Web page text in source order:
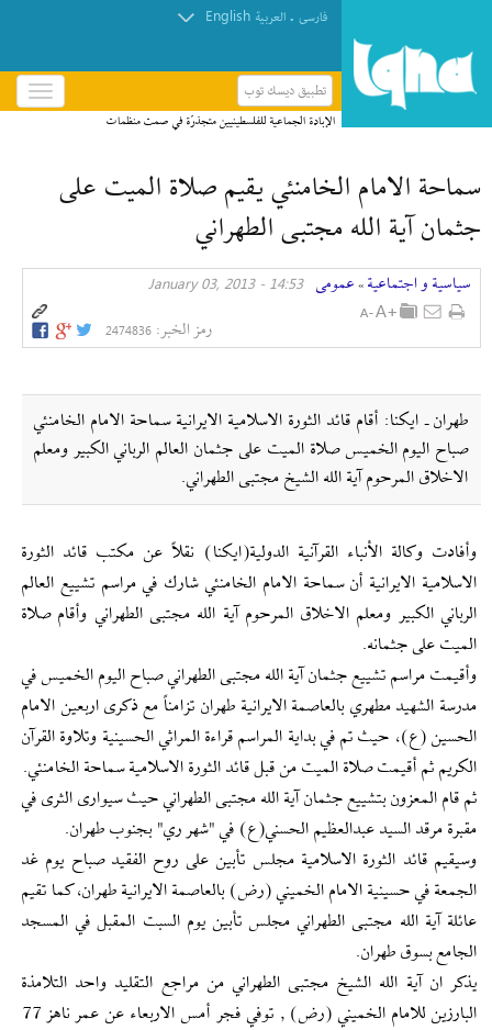
فارسی . العربیة English
تطبيق ديسك توب
باز
و
الإبادة الجماعية للفلسطينيين متجذرّة في صمت منظمات
سماحة الامام الخامنئي يقيم صلاة الميت على
جثمان آية الله مجتبى الطهراني
سیاسیة و اجتماعیة » عمومی 14:53 - January 03, 2013
رمز الخبر: 2474836
طهران ـ ايكنا: أقام قائد الثورة الاسلامية الايرانية سماحة الامام الخامنئي
صباح اليوم الخميس صلاة الميت على جثمان العالم الرباني الكبير ومعلم
الاخلاق المرحوم آية الله الشيخ مجتبى الطهراني.
وأفادت وكالة الأنباء القرآنية الدولية(ايكنا) نقلاً عن مكتب قائد الثورة
الاسلامية الايرانية أن سماحة الامام الخامنئي شارك في مراسم تشييع العالم
الرباني الكبير ومعلم الاخلاق المرحوم آية الله مجتبى الطهراني وأقام صلاة
الميت على جثمانه.
وأقيمت مراسم تشييع جثمان آية الله مجتبى الطهراني صباح اليوم الخميس في
مدرسة الشهيد مطهري بالعاصمة الايرانية طهران تزامناً مع ذكرى اربعين الامام
الحسين (ع)، حيث تم في بداية المراسم قراءة المراثي الحسينية وتلاوة القرآن
الكريم ثم أقيمت صلاة الميت من قبل قائد الثورة الاسلامية سماحة الخامنئي.
ثم قام المعزون بتشييع جثمان آية الله مجتبى الطهراني حيث سيوارى الثرى في
مقبرة مرقد السيد عبدالعظيم الحسني(ع) في "شهر ري" بجنوب طهران.
وسيقيم قائد الثورة الاسلامية مجلس تأبين على روح الفقيد صباح يوم غد
الجمعة في حسينية الامام الخميني (رض) بالعاصمة الايرانية طهران، كما تقيم
عائلة آية الله مجتبى الطهراني مجلس تأبين يوم السبت المقبل في المسجد
الجامع بسوق طهران.
يذكر ان آية الله الشيخ مجتبى الطهراني من مراجع التقليد واحد التلامذة
البارزين للامام الخميني (رض) , توفي فجر أمس الاربعاء عن عمر ناهز 77